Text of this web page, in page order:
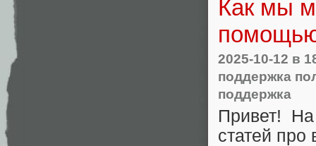
Как мы
2025-10-12 в
поддержка
поддержка
Привет!
статей про